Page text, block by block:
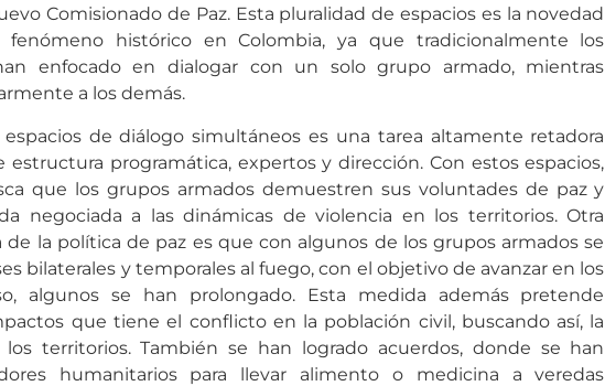
Comisionado de Paz. Esta pluralidad de espacios es la novedad
histórico en Colombia, ya que tradicionalmente los
enfocado en dialogar con un solo grupo armado, mientras
a los demás.
de diálogo simultáneos es una tarea altamente retadora
estructura programática, expertos y dirección. Con estos espacios,
que los grupos armados demuestren sus voluntades de paz y
negociada a las dinámicas de violencia en los territorios. Otra
de la política de paz es que con algunos de los grupos armados se
bilaterales y temporales al fuego, con el objetivo de avanzar en los
algunos se han prolongado. Esta medida además pretende
que tiene el conflicto en la población civil, buscando así, la
los territorios. También se han logrado acuerdos, donde se han
humanitarios para llevar alimento o medicina a veredas